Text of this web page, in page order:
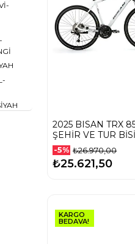
2025 BISAN TRX
ŞEHİR VE TUR
-5% ₺26.970,00
₺25.621,50
KARGO
BEDAVA!